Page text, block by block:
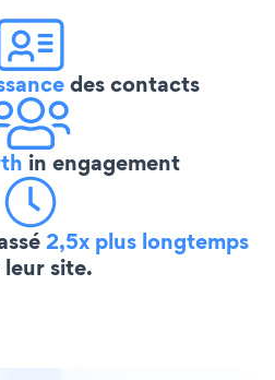
des contacts
in engagement
2,5x plus longtemps
leur site.